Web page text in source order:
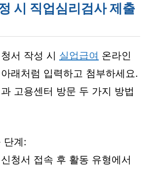
시 직업심리검사 제출
서 작성 시 실업급여 온라인
래처럼 입력하고 첨부하세요.
고용센터 방문 두 가지 방법
단계:
청서 접속 후 활동 유형에서